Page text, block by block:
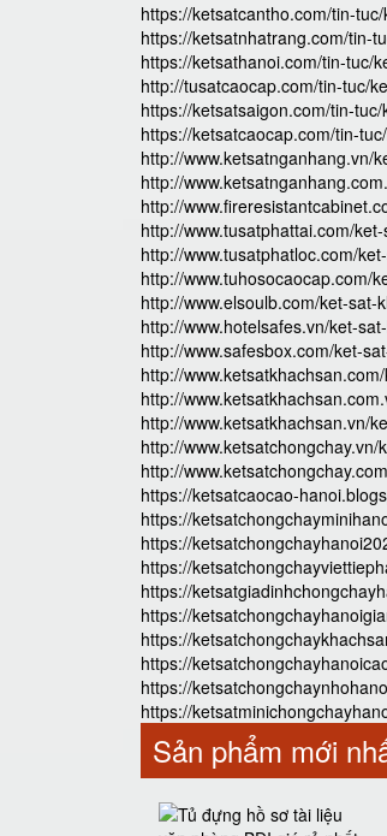
https://ketsatcantho.com/tin-
https://ketsatnhatrang.com/tin-
https://ketsathanoi.com/tin-tuc/
http://tusatcaocap.com/tin-tuc/
https://ketsatsaigon.com/tin-
https://ketsatcaocap.com/tin-
http://www.ketsatnganhang.vn/
http://
http://
http://www.tusatphattai.com/
http://www.tusatphatloc.com/
http://www.tuhosocaocap.com/
http://www.elsoulb.com/ket-
http://www.hotelsafes.vn/ket-
http://www.safesbox.com/ket-
http://
http://
http://www.ketsatkhachsan.vn/
http://
http://
https://ketsatcaocao-
https://
https://
https://
https://
https://
https://
https://
https://
https://
Sản phẩm mới